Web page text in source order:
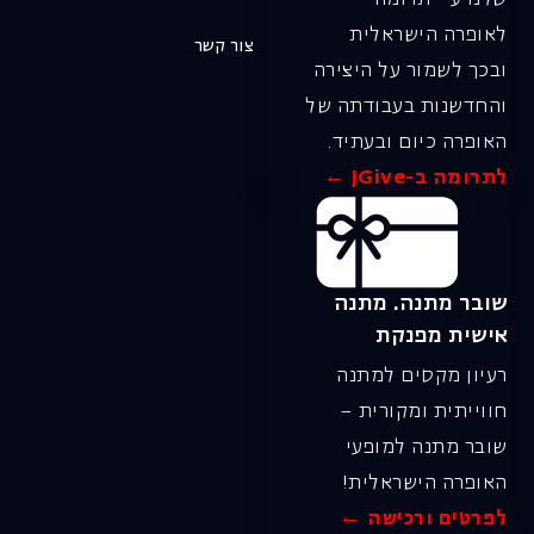
לאופרה הישראלית
ובכך לשמור על היצירה
והחדשנות בעבודתה של
האופרה כיום ובעתיד.
לתרומה ב-JGive ←
שובר מתנה. מתנה
אישית מפנקת
רעיון מקסים למתנה
חווייתית ומקורית –
שובר מתנה למופעי
האופרה הישראלית!
לפרטים ורכישה ←
צור קשר